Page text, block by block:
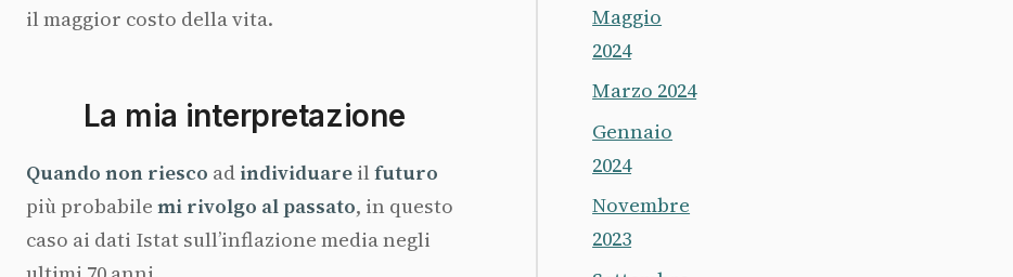
il maggior costo della vita.
La mia interpretazione
Quando non riesco ad individuare ilfuturo
più probabilemi rivolgo al passato, in questo
caso ai dati Istat sull’inflazione media negli
Maggio
2024
Marzo 2024
Gennaio
2024
Novembre
2023